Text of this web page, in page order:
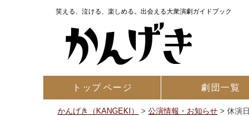
笑える、泣ける、楽しめる。出会える大衆演劇ガイドブック
トップページ 劇団一覧
かんげき（KANGEKI） >公演情報・お知らせ >休演日